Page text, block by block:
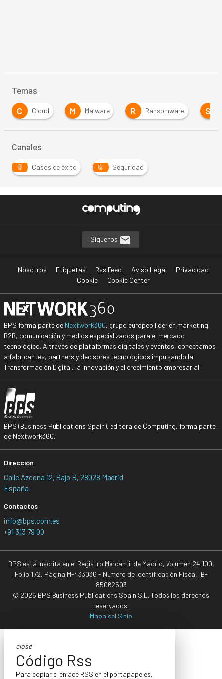
Temas
C
Cloud M Malware R Ransomware S
Canales
Casos de éxito Seguridad
Síguenos
Nosotros Etiquetas Rss Feed Aviso Legal
Privacidad
Cookie
Cookie Center
BPS forma parte de Nextwork360, grupo europeo líder en marketing
B2B, comunicación y medios especializados para el mercado
tecnológico. A través de plataformas digitales y eventos, conectamos
a fabricantes, partners y decisores tecnológicos impulsando la
Transformación Digital, la Innovación y el crecimiento empresarial.
BPS (Business Publications Spain), editora de Computing, forma parte
de Nextwork360.
Dirección
Calle Azcona 12, Bajo B, 28028 Madrid
España
Contactos
info@bps.com.es
+91 313 79 00
BPS está inscrita en el Registro Mercantil de Madrid, Volumen 24.100,
Folio 172, Página M-433036 - Número de Identificación Fiscal: B-
85062503
© 2026 BPS Business Publications Spain S.L. Todos los derechos
reservados.
Mapa del Sitio
close
Código Rss
Para copiar el enlace RSS en el portapapeles,